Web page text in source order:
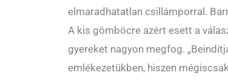
elmaradhatatlan csillámporral.
A kis gömböcre azért esett a
gyereket nagyon megfog.
emlékezetükben, hiszen